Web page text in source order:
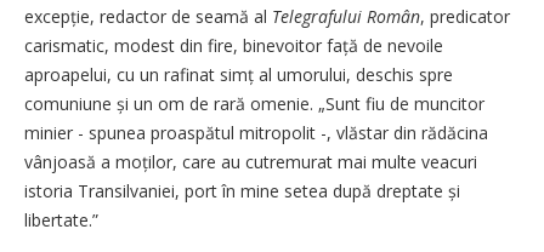
excepție, redactor de seamă al Telegrafului Român, predicator
carismatic, modest din fire, binevoitor față de nevoile
aproapelui, cu un rafinat simț al umorului, deschis spre
comuniune și un om de rară omenie. „Sunt fiu de muncitor
minier - spunea proaspătul mitropolit -, vlăstar din rădăcina
vânjoasă a moților, care au cutremurat mai multe veacuri
istoria Transilvaniei, port în mine setea după dreptate și
libertate.”